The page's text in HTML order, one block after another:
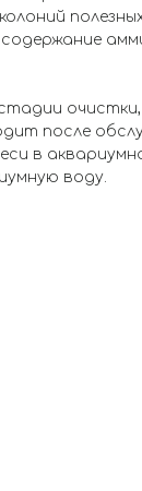
очистки,
после
в
воду.